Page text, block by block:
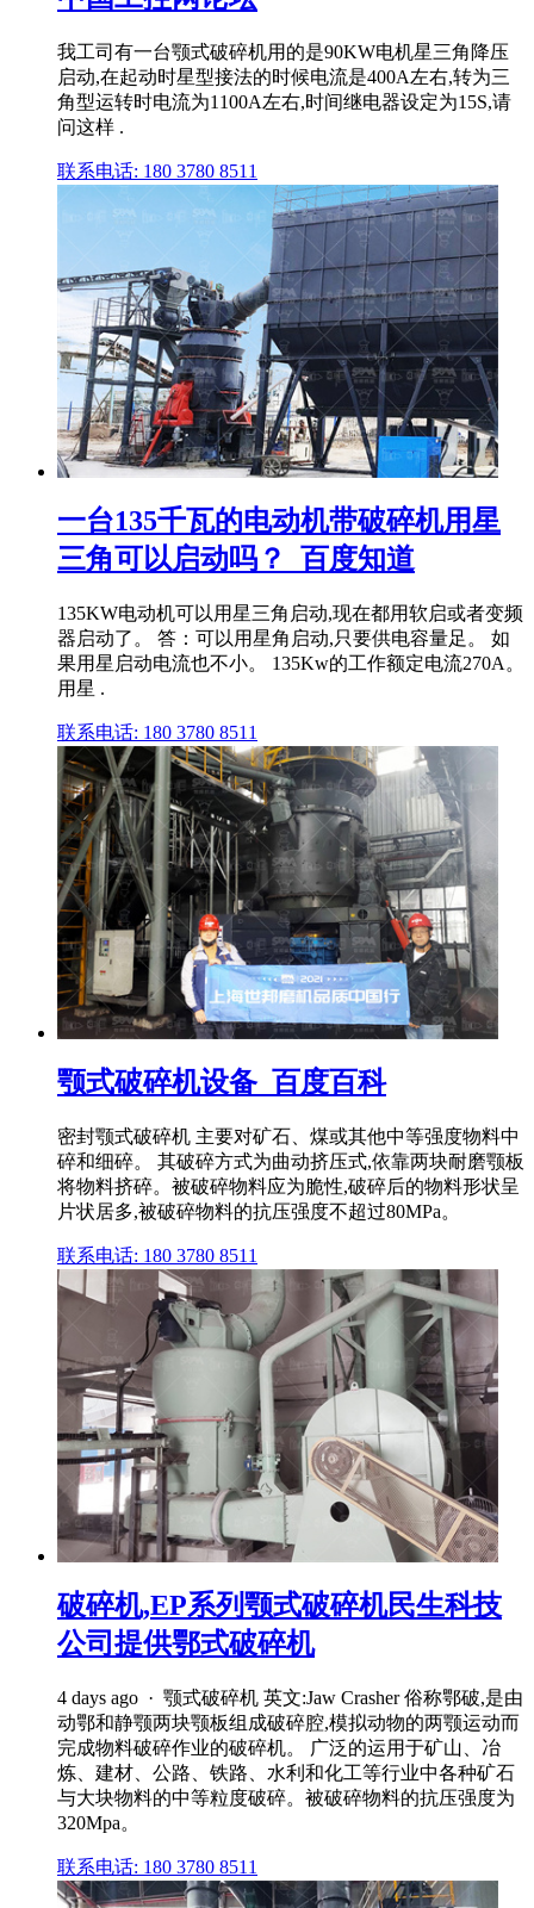
我工司有一台颚式破碎机用的是90KW电机星三角降压
启动,在起动时星型接法的时候电流是400A左右,转为三
角型运转时电流为1100A左右,时间继电器设定为15S,请
问这样 .
联系电话: 180 3780 8511
一台135千瓦的电动机带破碎机用星
三角可以启动吗？_百度知道
135KW电动机可以用星三角启动,现在都用软启或者变频
器启动了。 答：可以用星角启动,只要供电容量足。 如
果用星启动电流也不小。 135Kw的工作额定电流270A。
用星 .
联系电话: 180 3780 8511
颚式破碎机设备_百度百科
密封颚式破碎机 主要对矿石、煤或其他中等强度物料中
碎和细碎。 其破碎方式为曲动挤压式,依靠两块耐磨颚板
将物料挤碎。被破碎物料应为脆性,破碎后的物料形状呈
片状居多,被破碎物料的抗压强度不超过80MPa。
联系电话: 180 3780 8511
破碎机,EP系列颚式破碎机民生科技
公司提供鄂式破碎机
4 days ago · 颚式破碎机 英文:Jaw Crasher 俗称鄂破,是由
动鄂和静颚两块颚板组成破碎腔,模拟动物的两颚运动而
完成物料破碎作业的破碎机。 广泛的运用于矿山、冶
炼、建材、公路、铁路、水利和化工等行业中各种矿石
与大块物料的中等粒度破碎。被破碎物料的抗压强度为
320Mpa。
联系电话: 180 3780 8511